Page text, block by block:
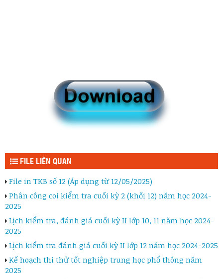
FILE LIÊN QUAN
File in TKB số 12 (Áp dụng từ 12/05/2025)
Phân công coi kiểm tra cuối kỳ 2 (khối 12) năm học 2024-
2025
Lịch kiểm tra, đánh giá cuối kỳ II lớp 10, 11 năm học 2024-
2025
Lịch kiểm tra đánh giá cuối kỳ II lớp 12 năm học 2024-2025
Kế hoạch thi thử tốt nghiệp trung học phổ thông năm
2025